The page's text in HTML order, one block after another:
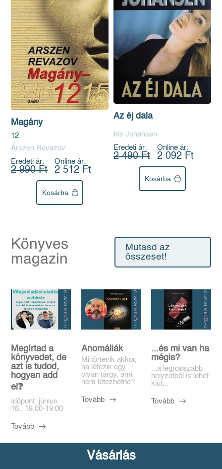
Magány
12
Arszen Revazov
Eredeti ár:
2 990 Ft
Online ár:
2 512 Ft
Kosárba
Az éj dala
Iris Johansen
Eredeti ár:
2 490 Ft
Online ár:
2 092 Ft
Kosárba
Könyves
magazin
Mutasd az
összeset!
Megírtad a
könyvedet, de
azt is tudod,
hogyan add
el❓️
Időpont: június
16., 18:00-19:00
Tovább
Anomáliák
Mi történik akkor,
ha létezik egy
olyan tárgy, ami
nem létezhetne?
Tovább
...és mi van ha
mégis?
...a legrosszabb
helyzetből is lehet
kiút...
Tovább
Vásárlás